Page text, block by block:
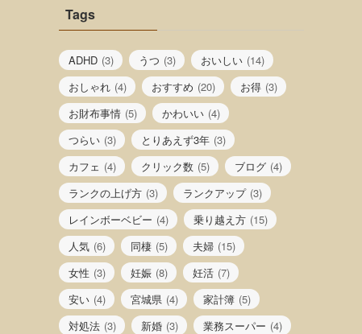
Tags
ADHD (3) うつ (3) おいしい (14)
おしゃれ (4) おすすめ (20) お得 (3)
お財布事情 (5) かわいい (4)
つらい (3) とりあえず3年 (3)
カフェ (4) クリック数 (5) ブログ (4)
ランクの上げ方 (3) ランクアップ (3)
レインボーベビー (4) 乗り越え方 (15)
人気 (6) 同棲 (5) 夫婦 (15)
女性 (3) 妊娠 (8) 妊活 (7)
安い (4) 宮城県 (4) 家計簿 (5)
対処法 (3) 新婚 (3) 業務スーパー (4)